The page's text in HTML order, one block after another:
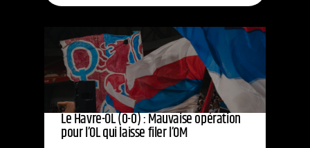
Le Havre-OL (0-0) : Mauvaise opération
pour l’OL qui laisse filer l’OM